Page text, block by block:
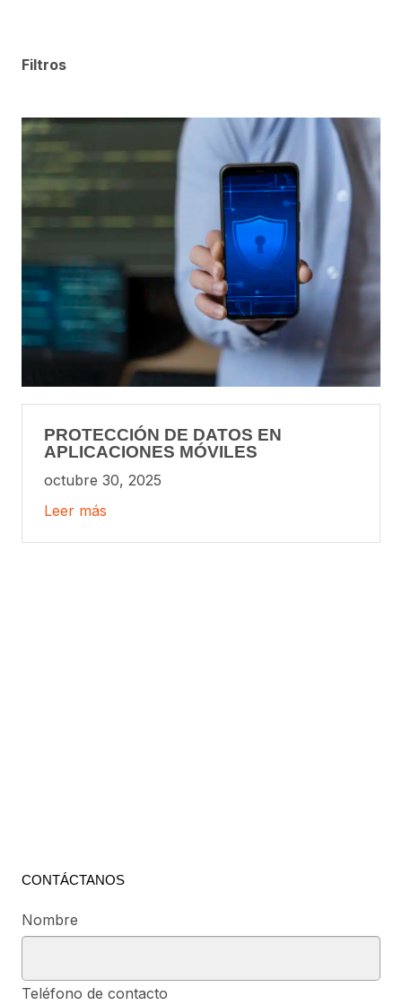
Filtros
PROTECCIÓN DE DATOS EN
APLICACIONES MÓVILES
octubre 30, 2025
Leer más
CONTÁCTANOS
Nombre
Teléfono de contacto